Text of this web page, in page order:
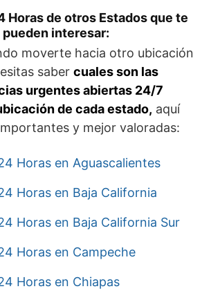
Horas de otros Estados que te
pueden interesar:
moverte hacia otro ubicación
saber cuales son las
urgentes abiertas 24/7
de cada estado, aquí
y mejor valoradas:
Horas en Aguascalientes
Horas en Baja California
Horas en Baja California Sur
Horas en Campeche
Horas en Chiapas